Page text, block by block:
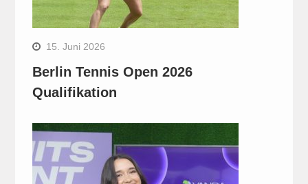
15. Juni 2026
Berlin Tennis Open 2026
Qualifikation